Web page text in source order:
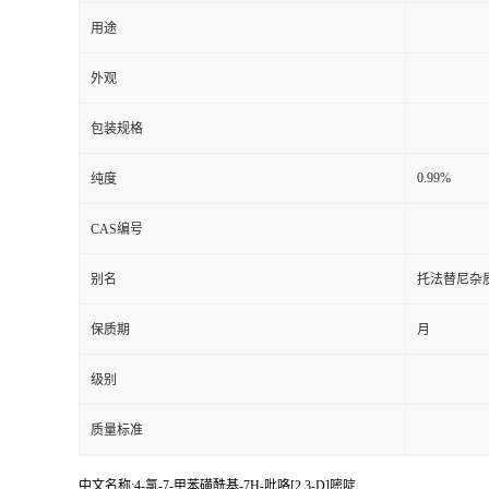
用途
外观
包装规格
纯度 0.99%
CAS编号
别名 托法替尼杂
保质期 月
级别
质量标准
中文名称:4-氯-7-甲苯磺酰基-7H-吡咯[2,3-D]嘧啶